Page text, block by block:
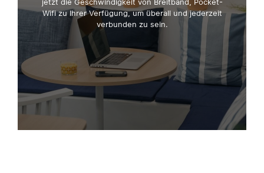
Wifi zu Ihrer Verfügung, um überall und jederzeit
verbunden zu sein.